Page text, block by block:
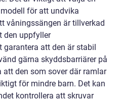
för att undvika
våningssängen är tillverkad
den uppfyller
garantera att den är stabil
gärna skyddsbarriärer på
den som sover där ramlar
för mindre barn. Det kan
kontrollera att skruvar